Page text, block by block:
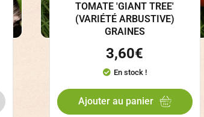
TOMATE 'GIANT TREE'
(VARIÉTÉ ARBUSTIVE)
GRAINES
3,60€
En stock !
Ajouter au panier